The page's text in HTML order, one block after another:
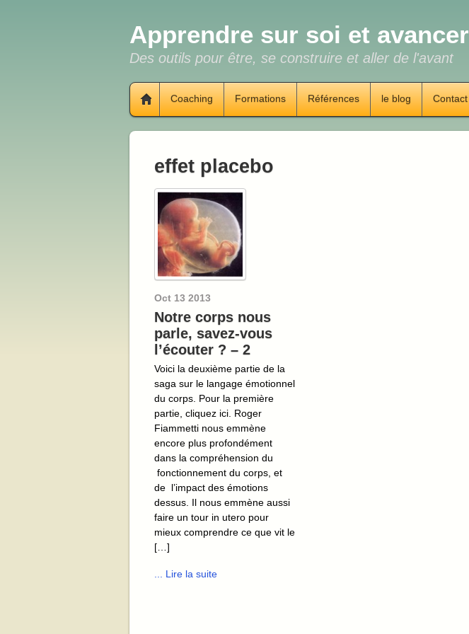
Apprendre sur soi et avancer
Des outils pour être, se construire et aller de l'avant
Coaching Formations Références le blog Contact
effet placebo
Oct 13 2013
Notre corps nous
parle, savez-vous
l’écouter ? – 2
Voici la deuxième partie de la
saga sur le langage émotionnel
du corps. Pour la première
partie, cliquez ici. Roger
Fiammetti nous emmène
encore plus profondément
dans la compréhension du
fonctionnement du corps, et
de l’impact des émotions
dessus. Il nous emmène aussi
faire un tour in utero pour
mieux comprendre ce que vit le
[…]
... Lire la suite